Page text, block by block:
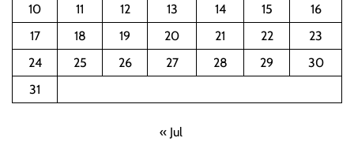
10
11 12 13 14 15
16
17
18 19 20 21 22
23
24
25 26 27 28 29
30
31
« Jul